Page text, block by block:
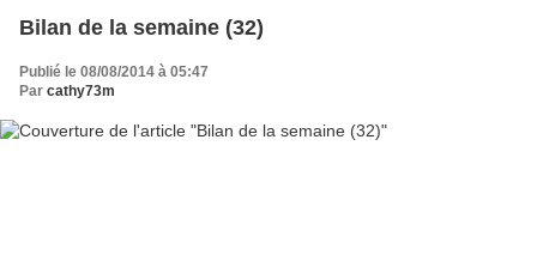
Bilan de la semaine (32)
Publié le 08/08/2014 à 05:47
Par cathy73m